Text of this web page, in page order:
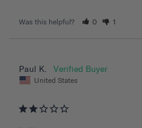
Was this helpful? 0 1
Paul K.
United States